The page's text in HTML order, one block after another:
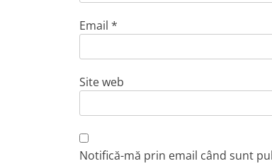
Email *
Site web
Notifică-mă prin email când sunt